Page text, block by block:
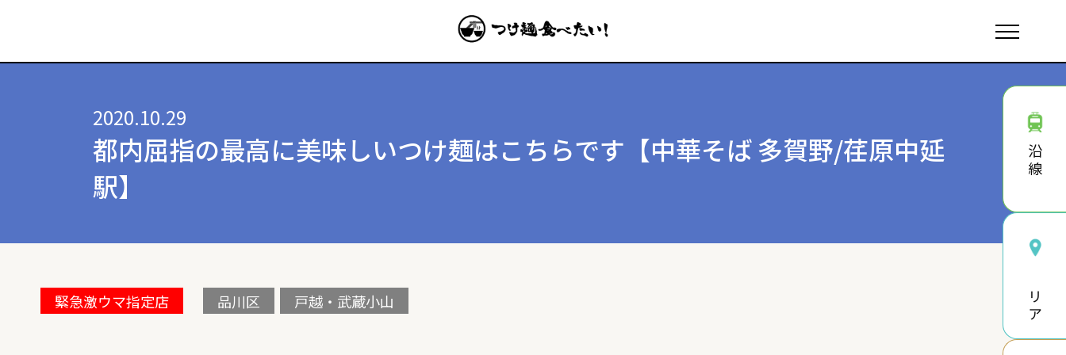
沿線
エリア
2020.10.29
都内屈指の最高に美味しいつけ麺はこちらです【中華そば 多賀野/荏原中延
駅】
緊急激ウマ指定店 品川区 戸越・武蔵小山